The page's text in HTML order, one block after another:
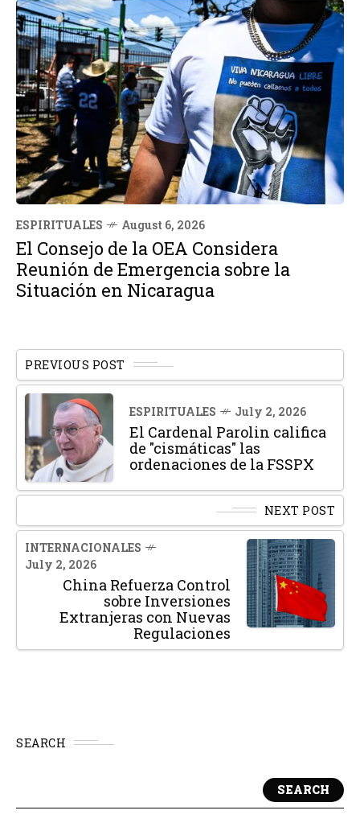
ESPIRITUALES August 6, 2026
El Consejo de la OEA Considera
Reunión de Emergencia sobre la
Situación en Nicaragua
PREVIOUS POST
ESPIRITUALES July 2, 2026
El Cardenal Parolin califica
de "cismáticas" las
ordenaciones de la FSSPX
NEXT POST
INTERNACIONALES
July 2, 2026
China Refuerza Control
sobre Inversiones
Extranjeras con Nuevas
Regulaciones
SEARCH
SEARCH